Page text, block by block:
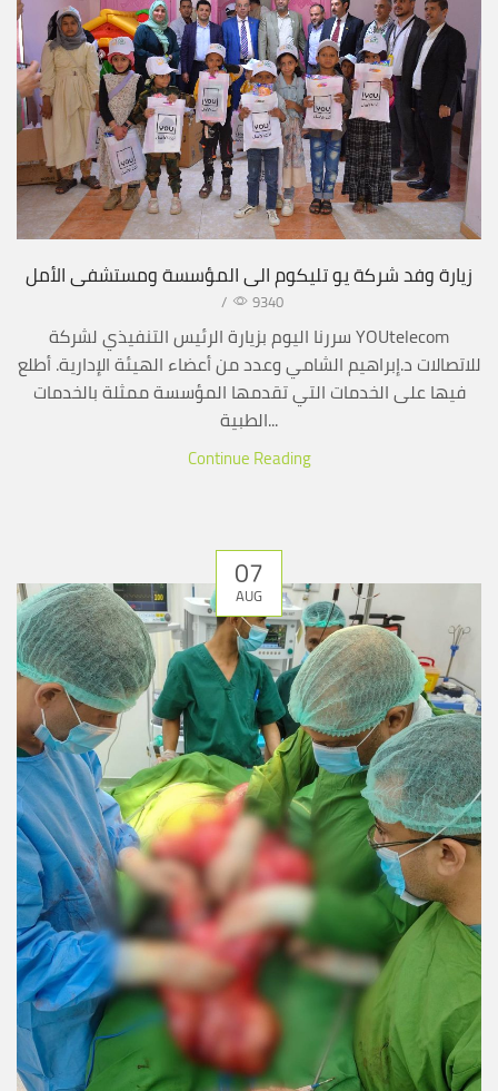
زيارة وفد شركة يو تليكوم الى المؤسسة ومستشفى الأمل
/ 9340
سررنا اليوم بزيارة الرئيس التنفيذي لشركة YOUtelecom
للاتصالات د.إبراهيم الشامي وعدد من أعضاء الهيئة الإدارية. أطلع
فيها على الخدمات التي تقدمها المؤسسة ممثلة بالخدمات
الطبية...
Continue Reading
07
AUG